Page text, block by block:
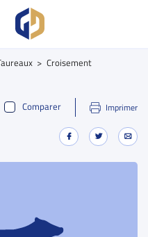
Croisement
Comparer
Imprimer